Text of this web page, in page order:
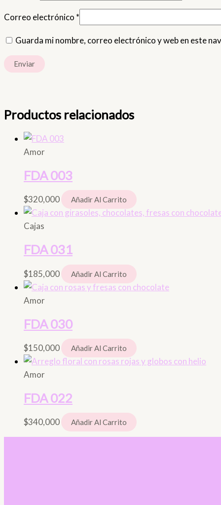
Correo electrónico *
Guarda mi nombre, correo electrónico y web en este
Productos relacionados
Amor
FDA 003
$320,000 Añadir Al Carrito
Cajas
FDA 031
$185,000 Añadir Al Carrito
Amor
FDA 030
$150,000 Añadir Al Carrito
Amor
FDA 022
$340,000 Añadir Al Carrito